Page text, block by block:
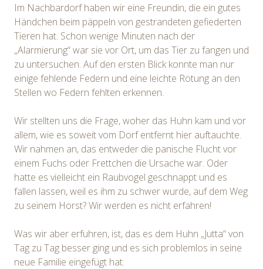
Im Nachbardorf haben wir eine Freundin, die ein gutes
Händchen beim päppeln von gestrandeten gefiederten
Tieren hat. Schon wenige Minuten nach der
„Alarmierung“ war sie vor Ort, um das Tier zu fangen und
zu untersuchen. Auf den ersten Blick konnte man nur
einige fehlende Federn und eine leichte Rötung an den
Stellen wo Federn fehlten erkennen.
Wir stellten uns die Frage, woher das Huhn kam und vor
allem, wie es soweit vom Dorf entfernt hier auftauchte.
Wir nahmen an, das entweder die panische Flucht vor
einem Fuchs oder Frettchen die Ursache war. Oder
hatte es vielleicht ein Raubvogel geschnappt und es
fallen lassen, weil es ihm zu schwer wurde, auf dem Weg
zu seinem Horst? Wir werden es nicht erfahren!
Was wir aber erfuhren, ist, das es dem Huhn „Jutta“ von
Tag zu Tag besser ging und es sich problemlos in seine
neue Familie eingefügt hat.